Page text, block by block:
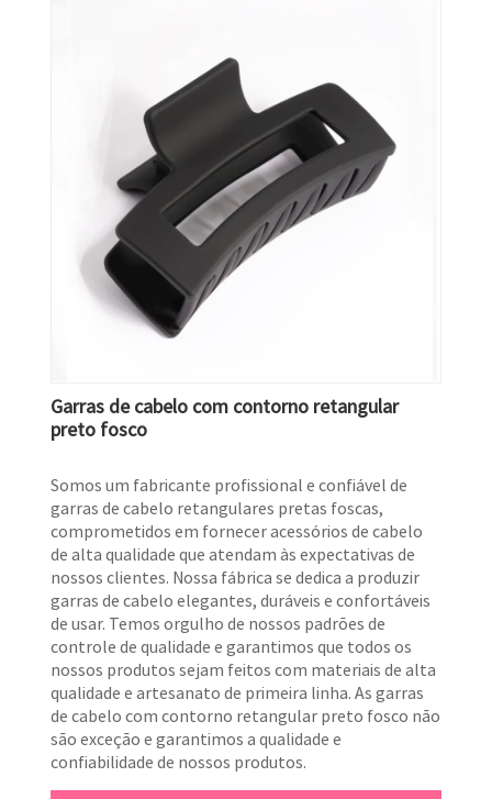
Garras de cabelo com contorno retangular
preto fosco
Somos um fabricante profissional e confiável de
garras de cabelo retangulares pretas foscas,
comprometidos em fornecer acessórios de cabelo
de alta qualidade que atendam às expectativas de
nossos clientes. Nossa fábrica se dedica a produzir
garras de cabelo elegantes, duráveis ​​e confortáveis ​​
de usar. Temos orgulho de nossos padrões de
controle de qualidade e garantimos que todos os
nossos produtos sejam feitos com materiais de alta
qualidade e artesanato de primeira linha. As garras
de cabelo com contorno retangular preto fosco não
são exceção e garantimos a qualidade e
confiabilidade de nossos produtos.